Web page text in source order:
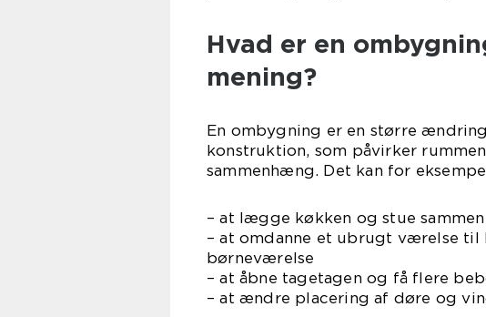
Hvad er en
mening?
En ombygning er en større
konstruktion, som påvirker
sammenhæng. Det kan for
– at lægge køkken og stue
– at omdanne et ubrugt værelse til
børneværelse
– at åbne tagetagen og få flere
– at ændre placering af døre og